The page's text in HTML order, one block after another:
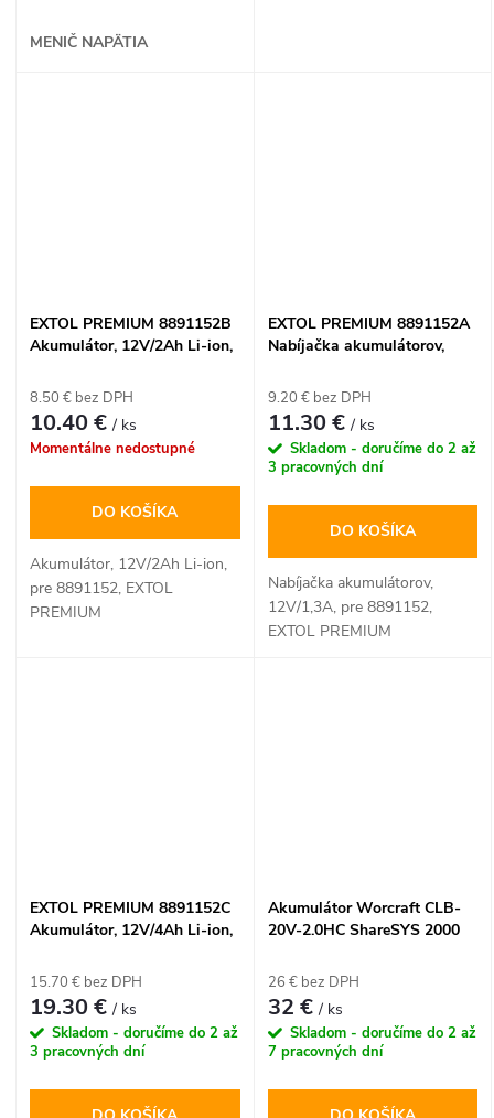
MENIČ NAPÄTIA
EXTOL PREMIUM 8891152B
Akumulátor, 12V/2Ah Li-ion,
8.50 € bez DPH
10.40 €/ ks
Momentálne nedostupné
DO KOŠÍKA
Akumulátor, 12V/2Ah Li-ion,
pre 8891152, EXTOL
PREMIUM
EXTOL PREMIUM 8891152A
Nabíjačka akumulátorov,
9.20 € bez DPH
11.30 €/ ks
Skladom - doručíme do 2 až
3 pracovných dní
DO KOŠÍKA
Nabíjačka akumulátorov,
12V/1,3A, pre 8891152,
EXTOL PREMIUM
EXTOL PREMIUM 8891152C
Akumulátor, 12V/4Ah Li-ion,
15.70 € bez DPH
19.30 €/ ks
Skladom - doručíme do 2 až
3 pracovných dní
Akumulátor Worcraft CLB-
20V-2.0HC ShareSYS 2000
26 € bez DPH
32 €/ ks
Skladom - doručíme do 2 až
7 pracovných dní